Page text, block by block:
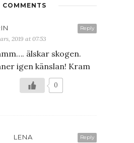
COMMENTS
Reply
2019 at 07:53
älskar skogen.
igen känslan! Kram
0
Reply
LENA